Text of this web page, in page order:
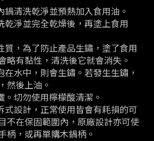
鍋清洗乾淨並預熱加入食用油。
乾淨並完全乾燥後，再塗上食用
質，為了防止產品生鏽，塗了食用
略有黏性，清洗後它就會消失。
在水中，則會生鏽。若發生生鏽，
然後上油。
。切勿使用檸檬酸清潔。
式設計，正常使用皆會有耗損的可
不在保固範圍內，原廠設計亦可使
柄，或再單購木鍋柄。